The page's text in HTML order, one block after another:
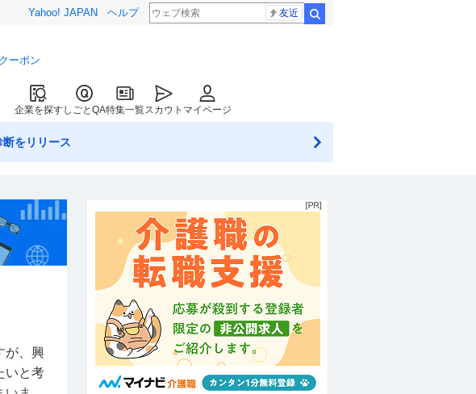
Yahoo! JAPAN ヘルプ 友近
ーポン
企業を探すしごとQA特集一覧スカウト マイページ
をリリース
が、興
いと考